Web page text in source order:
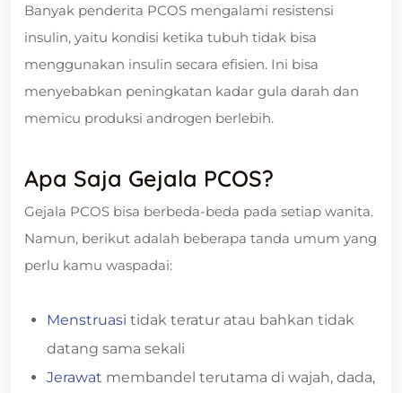
Banyak penderita PCOS mengalami resistensi
insulin, yaitu kondisi ketika tubuh tidak bisa
menggunakan insulin secara efisien. Ini bisa
menyebabkan peningkatan kadar gula darah dan
memicu produksi androgen berlebih.
Apa Saja Gejala PCOS?
Gejala PCOS bisa berbeda-beda pada setiap wanita.
Namun, berikut adalah beberapa tanda umum yang
perlu kamu waspadai:
Menstruasi tidak teratur atau bahkan tidak
datang sama sekali
Jerawat membandel terutama di wajah, dada,